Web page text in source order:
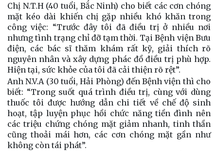
Chị N.T.H (40 tuổi, Bắc Ninh) cho biết các cơn chóng
mặt kéo dài khiến chị gặp nhiều khó khăn trong
công việc: “Trước đây tôi đã điều trị ở nhiều nơi
nhưng tình trạng chỉ đỡ tạm thời. Tại Bệnh viện Bưu
điện, các bác sĩ thăm khám rất kỹ, giải thích rõ
nguyên nhân và xây dựng phác đồ điều trị phù hợp.
Hiện tại, sức khỏe của tôi đã cải thiện rõ rệt”.
Anh N.V.A (30 tuổi, Hải Phòng) đến Bệnh viện thì cho
biết: “Trong suốt quá trình điều trị, cùng với dùng
thuốc tôi được hướng dẫn chi tiết về chế độ sinh
hoạt, tập luyện phục hồi chức năng tiền đình nên
các triệu chứng chóng mặt giảm nhanh, tinh thần
cũng thoải mái hơn, các cơn chóng mặt gần như
không còn tái phát”.